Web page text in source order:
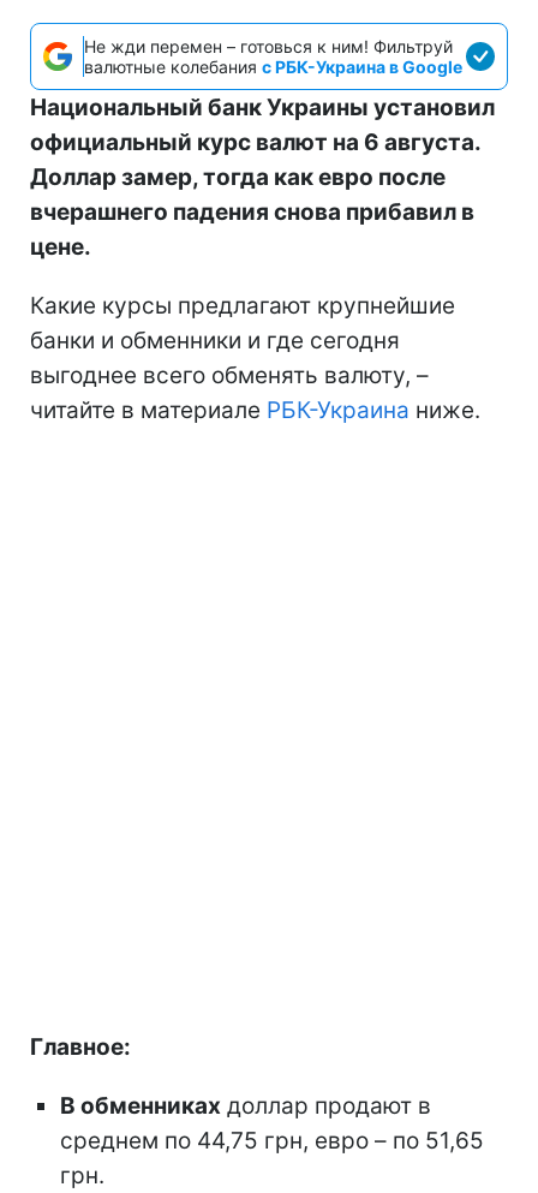
Не жди перемен – готовься к ним! Фильтруй
валютные колебания с РБК-Украина в Google
Национальный банк Украины установил
официальный курс валют на 6 августа.
Доллар замер, тогда как евро после
вчерашнего падения снова прибавил в
цене.
Какие курсы предлагают крупнейшие
банки и обменники и где сегодня
выгоднее всего обменять валюту, –
читайте в материале РБК-Украина ниже.
Главное:
В обменниках доллар продают в
среднем по 44,75 грн, евро – по 51,65
грн.